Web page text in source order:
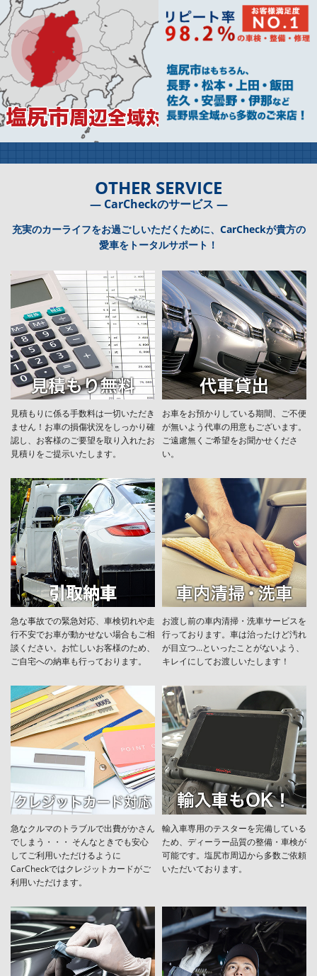
OTHER SERVICE
― CarCheckのサービス ―
充実のカーライフをお過ごしいただくために、CarCheckが貴方の
愛車をトータルサポート！
見積もりに係る手数料は一切いただき
ません！お車の損傷状況をしっかり確
認し、お客様のご要望を取り入れたお
見積りをご提示いたします。
お車をお預かりしている期間、ご不便
が無いよう代車の用意もございます。
ご遠慮無くご希望をお聞かせくださ
い。
急な事故での緊急対応、車検切れや走
行不安でお車が動かせない場合もご相
談ください。お忙しいお客様のため、
ご自宅への納車も行っております。
お渡し前の車内清掃・洗車サービスを
行っております。車は治ったけど汚れ
が目立つ...といったことがないよう、
キレイにしてお渡しいたします！
急なクルマのトラブルで出費がかさん
でしまう・・・ そんなときでも安心
してご利用いただけるように
CarCheckではクレジットカードがご
利用いただけます。
輸入車専用のテスターを完備している
ため、ディーラー品質の整備・車検が
可能です。塩尻市周辺から多数ご依頼
いただいております。